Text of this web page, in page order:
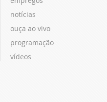
notícias
ouça ao vivo
programação
vídeos